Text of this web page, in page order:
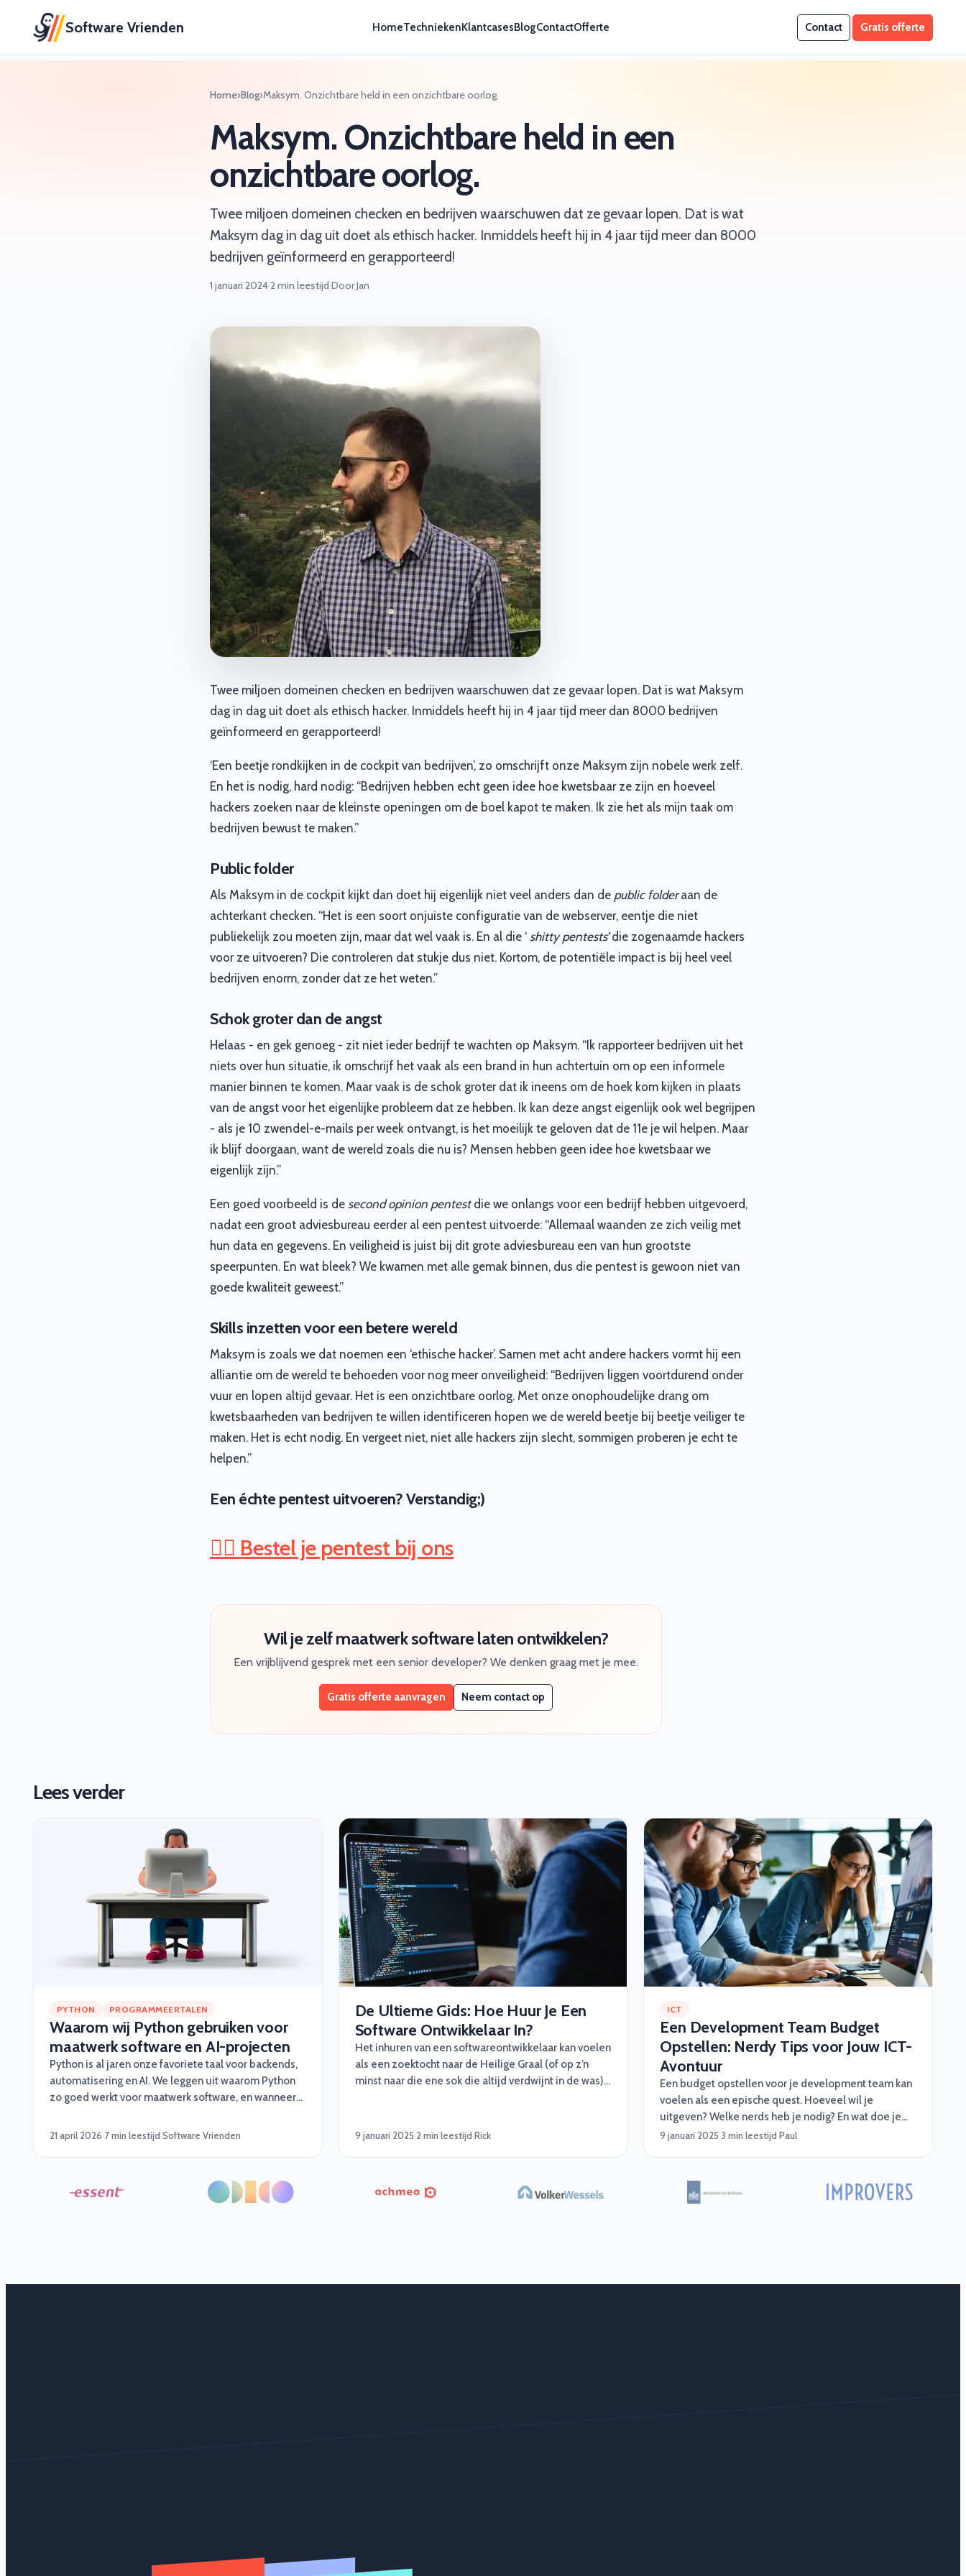
Software Vrienden HomeTechniekenKlantcasesBlogContactOfferte Contact Gratis offerte
Home›Blog›Maksym. Onzichtbare held in een onzichtbare oorlog.
Maksym. Onzichtbare held in een
onzichtbare oorlog.
Twee miljoen domeinen checken en bedrijven waarschuwen dat ze gevaar lopen. Dat is wat
Maksym dag in dag uit doet als ethisch hacker. Inmiddels heeft hij in 4 jaar tijd meer dan 8000
bedrijven geïnformeerd en gerapporteerd!
1 januari 2024·2 min leestijd·Door Jan
Twee miljoen domeinen checken en bedrijven waarschuwen dat ze gevaar lopen. Dat is wat Maksym
dag in dag uit doet als ethisch hacker. Inmiddels heeft hij in 4 jaar tijd meer dan 8000 bedrijven
geïnformeerd en gerapporteerd!
‘Een beetje rondkijken in de cockpit van bedrijven’, zo omschrijft onze Maksym zijn nobele werk zelf.
En het is nodig, hard nodig: “Bedrijven hebben echt geen idee hoe kwetsbaar ze zijn en hoeveel
hackers zoeken naar de kleinste openingen om de boel kapot te maken. Ik zie het als mijn taak om
bedrijven bewust te maken.”
Public folder
Als Maksym in de cockpit kijkt dan doet hij eigenlijk niet veel anders dan de public folderaan de
achterkant checken. “Het is een soort onjuiste configuratie van de webserver, eentje die niet
publiekelijk zou moeten zijn, maar dat wel vaak is. En al die ‘ shitty pentests’die zogenaamde hackers
voor ze uitvoeren? Die controleren dat stukje dus niet. Kortom, de potentiële impact is bij heel veel
bedrijven enorm, zonder dat ze het weten.”
Schok groter dan de angst
Helaas - en gek genoeg - zit niet ieder bedrijf te wachten op Maksym. “Ik rapporteer bedrijven uit het
niets over hun situatie, ik omschrijf het vaak als een brand in hun achtertuin om op een informele
manier binnen te komen. Maar vaak is de schok groter dat ik ineens om de hoek kom kijken in plaats
van de angst voor het eigenlijke probleem dat ze hebben. Ik kan deze angst eigenlijk ook wel begrijpen
- als je 10 zwendel-e-mails per week ontvangt, is het moeilijk te geloven dat de 11e je wil helpen. Maar
ik blijf doorgaan, want de wereld zoals die nu is? Mensen hebben geen idee hoe kwetsbaar we
eigenlijk zijn.”
Een goed voorbeeld is de second opinion pentestdie we onlangs voor een bedrijf hebben uitgevoerd,
nadat een groot adviesbureau eerder al een pentest uitvoerde: “Allemaal waanden ze zich veilig met
hun data en gegevens. En veiligheid is juist bij dit grote adviesbureau een van hun grootste
speerpunten. En wat bleek? We kwamen met alle gemak binnen, dus die pentest is gewoon niet van
goede kwaliteit geweest.”
Skills inzetten voor een betere wereld
Maksym is zoals we dat noemen een ‘ethische hacker’. Samen met acht andere hackers vormt hij een
alliantie om de wereld te behoeden voor nog meer onveiligheid: “Bedrijven liggen voortdurend onder
vuur en lopen altijd gevaar. Het is een onzichtbare oorlog. Met onze onophoudelijke drang om
kwetsbaarheden van bedrijven te willen identificeren hopen we de wereld beetje bij beetje veiliger te
maken. Het is echt nodig. En vergeet niet, niet alle hackers zijn slecht, sommigen proberen je echt te
helpen.”
Een échte pentest uitvoeren? Verstandig;)
👉🏽 Bestel je pentest bij ons
Wil je zelf maatwerk software laten ontwikkelen?
Een vrijblijvend gesprek met een senior developer? We denken graag met je mee.
Gratis offerte aanvragen Neem contact op
Lees verder
PYTHON PROGRAMMEERTALEN
Waarom wij Python gebruiken voor
maatwerk software en AI-projecten
Python is al jaren onze favoriete taal voor backends,
automatisering en AI. We leggen uit waarom Python
zo goed werkt voor maatwerk software, en wanneer
21 april 2026·7 min leestijd·Software Vrienden
De Ultieme Gids: Hoe Huur Je Een
Software Ontwikkelaar In?
Het inhuren van een softwareontwikkelaar kan voelen
als een zoektocht naar de Heilige Graal (of op z’n
minst naar die ene sok die altijd verdwijnt in de was).
tips, grappige inzichten en een beetje octopus-
9 januari 2025·2 min leestijd·Rick
ICT
Een Development Team Budget
Opstellen: Nerdy Tips voor Jouw ICT-
Avontuur
Een budget opstellen voor je development team kan
voelen als een epische quest. Hoeveel wil je
uitgeven? Welke nerds heb je nodig? En wat doe je
als een onverwachte draak – of bug – opduikt? Geen
soepel te laten verlopen. Of je nu een medior
developer, een functioneel beheerder, of een cyber
9 januari 2025·3 min leestijd·Paul